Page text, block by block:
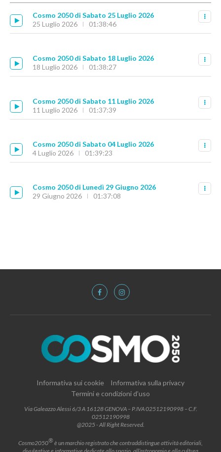
Cosmo 2050 di Sabato 25 Luglio 2026
25 Luglio 2026
01:38:46
Cosmo 2050 di Sabato 18 Luglio 2026
18 Luglio 2026
01:38:27
Cosmo 2050 di Sabato 11 Luglio 2026
11 Luglio 2026
01:37:39
Cosmo 2050 di Sabato 04 Luglio 2026
4 Luglio 2026
01:39:23
Cosmo 2050 di Lunedì 29 Giugno 2026
29 Giugno 2026
01:37:08
Informativa sui cookie
Informativa sulla privacy
Termini e condizioni d’uso
Via Galeazzo Alessi 6/3 A 16128 GENOVA – P.IVA 02512190998 – C.F.
02512190998
@2025 - All Right Reserved.
Cosmo2050®è un marchio registrato che contraddistingue attività editoriali,